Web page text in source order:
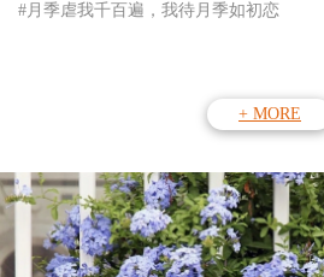
#月季虐我千百遍，我待月季如初恋
+ MORE